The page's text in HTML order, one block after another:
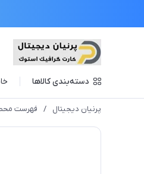
دسته‌بندی کالاها
پرنیان دیجیتال / فهرست